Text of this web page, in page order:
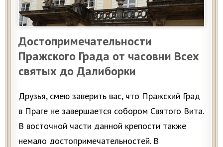
Достопримечательности
Пражского Града от часовни Всех
святых до Далиборки
Друзья, смею заверить вас, что Пражский Град
в Праге не завершается собором Святого Вита.
В восточной части данной крепости также
немало достопримечательностей. В